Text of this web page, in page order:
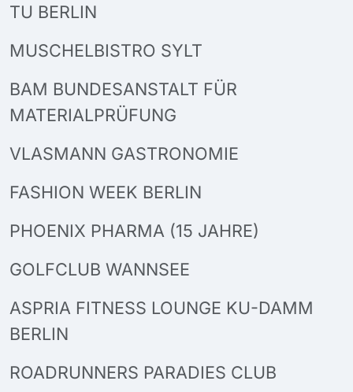
TU BERLIN
MUSCHELBISTRO SYLT
BAM BUNDESANSTALT FÜR
MATERIALPRÜFUNG
VLASMANN GASTRONOMIE
FASHION WEEK BERLIN
PHOENIX PHARMA (15 JAHRE)
GOLFCLUB WANNSEE
ASPRIA FITNESS LOUNGE KU-DAMM
BERLIN
ROADRUNNERS PARADIES CLUB